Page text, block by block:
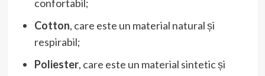
confortabil;
Cotton, care este un material natural și
respirabil;
Poliester, care este un material sintetic și